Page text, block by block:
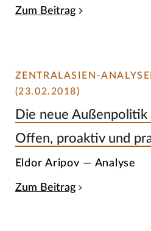
Zum Beitrag
ZENTRALASIEN-
(23.02.2018)
Die neue Außenpolitik
Offen, proaktiv und
Eldor Aripov — Analyse
Zum Beitrag